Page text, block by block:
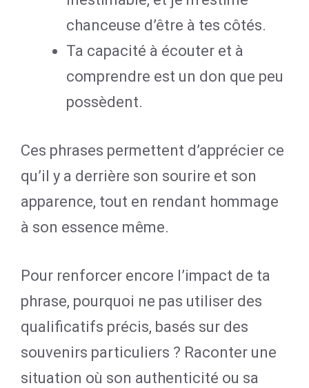
chanceuse d’être à tes côtés.
Ta capacité à écouter et à
comprendre est un don que peu
possèdent.
Ces phrases permettent d’apprécier ce
qu’il y a derrière son sourire et son
apparence, tout en rendant hommage
à son essence même.
Pour renforcer encore l’impact de ta
phrase, pourquoi ne pas utiliser des
qualificatifs précis, basés sur des
souvenirs particuliers ? Raconter une
situation où son authenticité ou sa